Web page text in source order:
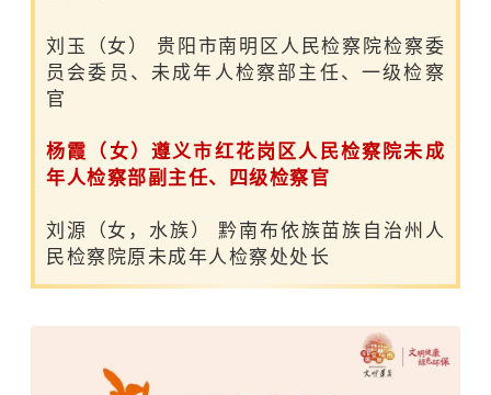
刘玉（女） 贵阳市南明区人民检察院检察委
员会委员、未成年人检察部主任、一级检察
官
杨霞（女） 遵义市红花岗区人民检察院未成
年人检察部副主任、四级检察官
刘源（女，水族） 黔南布依族苗族自治州人
民检察院原未成年人检察处处长